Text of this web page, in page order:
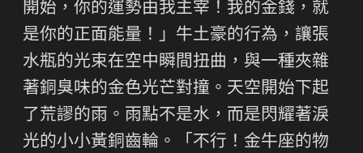
開始，你的運勢由我主宰！我的金錢，就
是你的正面能量！」牛土豪的行為，讓張
水瓶的光束在空中瞬間扭曲，與一種夾雜
著銅臭味的金色光芒對撞。天空開始下起
了荒謬的雨。雨點不是水，而是閃耀著淚
光的小小黃銅齒輪。「不行！金牛座的物